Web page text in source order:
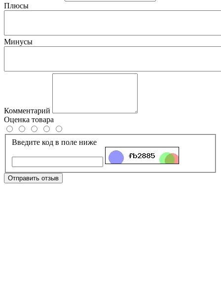
Плюсы
Минусы
Комментарий
Оценка товара
Введите код в поле ниже
Отправить отзыв